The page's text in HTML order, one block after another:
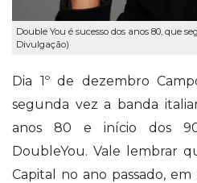
Double You é sucesso dos anos 80, que
Divulgação)
Dia 1º de dezembro
segunda vez a banda
anos 80 e início dos
DoubleYou. Vale lembrar
Capital no ano passado,